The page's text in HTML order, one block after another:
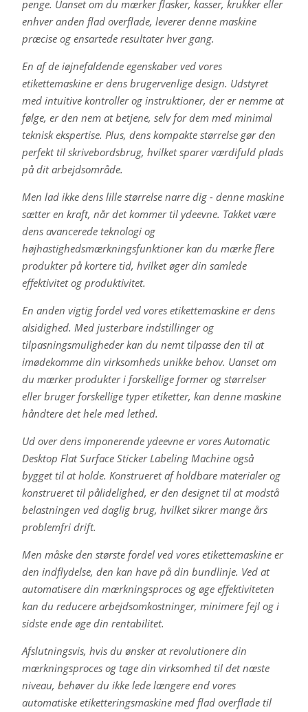
penge. Uanset om du mærker flasker, kasser, krukker eller
enhver anden flad overflade, leverer denne maskine
præcise og ensartede resultater hver gang.
En af de iøjnefaldende egenskaber ved vores
etikettemaskine er dens brugervenlige design. Udstyret
med intuitive kontroller og instruktioner, der er nemme at
følge, er den nem at betjene, selv for dem med minimal
teknisk ekspertise. Plus, dens kompakte størrelse gør den
perfekt til skrivebordsbrug, hvilket sparer værdifuld plads
på dit arbejdsområde.
Men lad ikke dens lille størrelse narre dig - denne maskine
sætter en kraft, når det kommer til ydeevne. Takket være
dens avancerede teknologi og
højhastighedsmærkningsfunktioner kan du mærke flere
produkter på kortere tid, hvilket øger din samlede
effektivitet og produktivitet.
En anden vigtig fordel ved vores etikettemaskine er dens
alsidighed. Med justerbare indstillinger og
tilpasningsmuligheder kan du nemt tilpasse den til at
imødekomme din virksomheds unikke behov. Uanset om
du mærker produkter i forskellige former og størrelser
eller bruger forskellige typer etiketter, kan denne maskine
håndtere det hele med lethed.
Ud over dens imponerende ydeevne er vores Automatic
Desktop Flat Surface Sticker Labeling Machine også
bygget til at holde. Konstrueret af holdbare materialer og
konstrueret til pålidelighed, er den designet til at modstå
belastningen ved daglig brug, hvilket sikrer mange års
problemfri drift.
Men måske den største fordel ved vores etikettemaskine er
den indflydelse, den kan have på din bundlinje. Ved at
automatisere din mærkningsproces og øge effektiviteten
kan du reducere arbejdsomkostninger, minimere fejl og i
sidste ende øge din rentabilitet.
Afslutningsvis, hvis du ønsker at revolutionere din
mærkningsproces og tage din virksomhed til det næste
niveau, behøver du ikke lede længere end vores
automatiske etiketteringsmaskine med flad overflade til